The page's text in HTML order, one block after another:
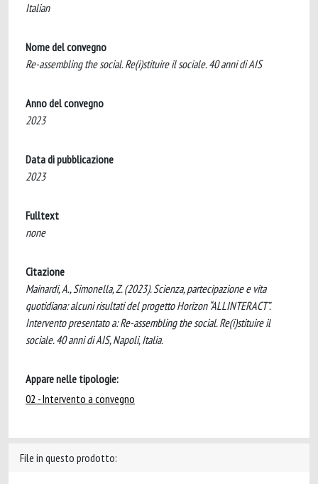
Italian
Nome del convegno
Re-assembling the social. Re(i)stituire il sociale. 40 anni di AIS
Anno del convegno
2023
Data di pubblicazione
2023
Fulltext
none
Citazione
Mainardi, A., Simonella, Z. (2023). Scienza, partecipazione e vita
quotidiana: alcuni risultati del progetto Horizon “ALLINTERACT”.
Intervento presentato a: Re-assembling the social. Re(i)stituire il
sociale. 40 anni di AIS, Napoli, Italia.
Appare nelle tipologie:
02 - Intervento a convegno
File in questo prodotto: